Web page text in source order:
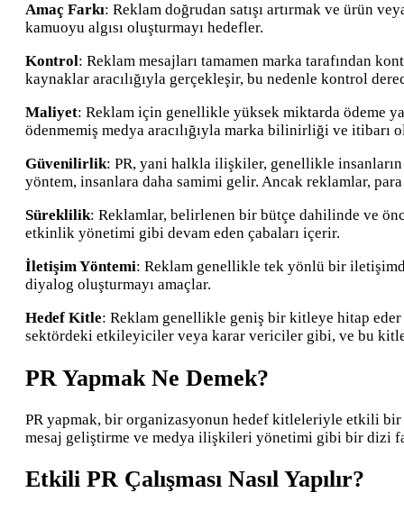
Amaç Farkı: Reklam doğrudan satışı artırmak ve ürün
kamuoyu algısı oluşturmayı hedefler.
Kontrol: Reklam mesajları tamamen marka tarafından
kaynaklar aracılığıyla gerçekleşir, bu nedenle kontrol
Maliyet: Reklam için genellikle yüksek miktarda ödeme
ödenmemiş medya aracılığıyla marka bilinirliği ve itibarı
Güvenilirlik: PR, yani halkla ilişkiler, genellikle
yöntem, insanlara daha samimi gelir. Ancak reklamlar,
Süreklilik: Reklamlar, belirlenen bir bütçe dahilinde ve
etkinlik yönetimi gibi devam eden çabaları içerir.
İletişim Yöntemi: Reklam genellikle tek yönlü bir
diyalog oluşturmayı amaçlar.
Hedef Kitle: Reklam genellikle geniş bir kitleye hitap
sektördeki etkileyiciler veya karar vericiler gibi, ve bu
PR Yapmak Ne Demek?
PR yapmak, bir organizasyonun hedef kitleleriyle etkili
mesaj geliştirme ve medya ilişkileri yönetimi gibi bir dizi
Etkili PR Çalışması Nasıl Yapılır?